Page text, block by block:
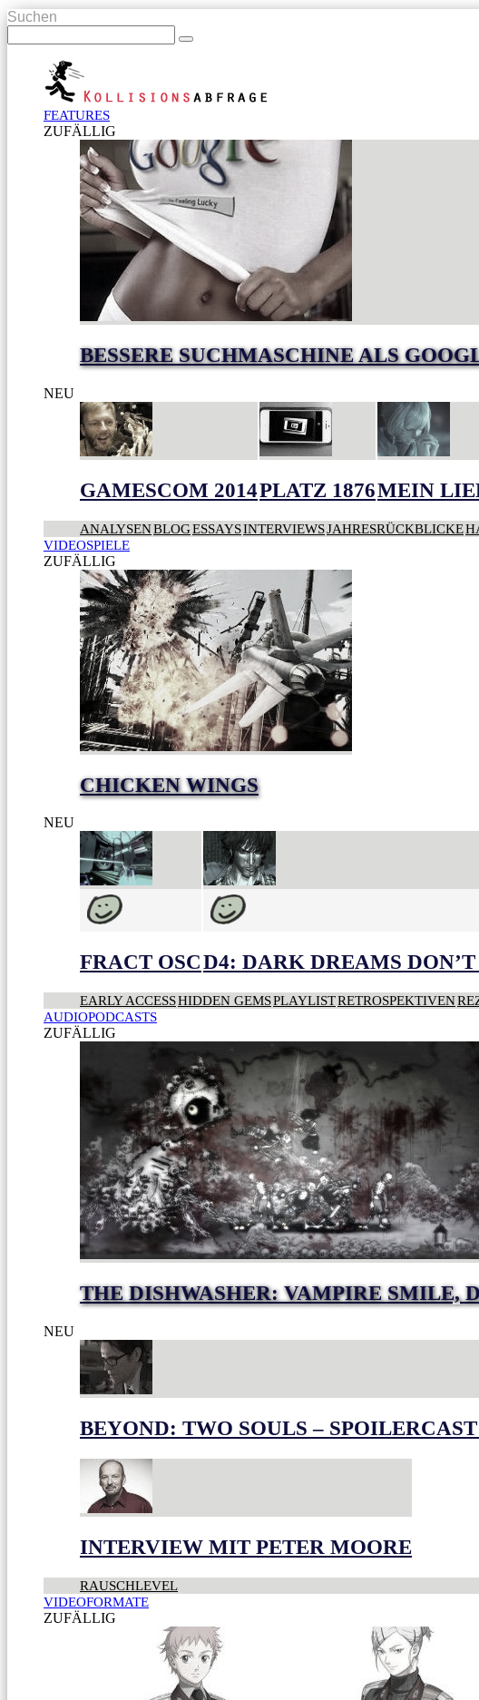
Suchen
FEATURES
ZUFÄLLIG
BESSERE SUCHMASCHINE ALS
NEU
GAMESCOM 2014PLATZ 1876MEIN
ANALYSENBLOGESSAYSINTERVIEWSJAHRESRÜCKBLICKE
VIDEOSPIELE
ZUFÄLLIG
CHICKEN WINGS
NEU
FRACT OSCD4: DARK DREAMS
EARLY ACCESSHIDDEN GEMSPLAYLISTRETROSPEKTIVEN
AUDIOPODCASTS
ZUFÄLLIG
THE DISHWASHER: VAMPIRE SMILE,
NEU
BEYOND: TWO SOULS –
INTERVIEW MIT PETER MOORE
RAUSCHLEVEL
VIDEOFORMATE
ZUFÄLLIG